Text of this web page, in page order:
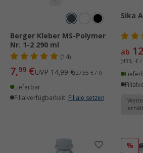
Berger Kleber MS-Polymer
Nr. 1-2 290 ml
(14)
7,99 €UVP 14,99 €(27,55 € / l)
Lieferbar
Filialverfügbarkeit: Filiale setzen
Sika
ab
(433,- € /
%